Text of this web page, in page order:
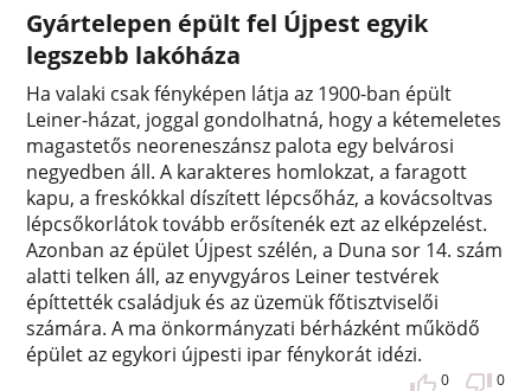
Gyártelepen épült fel Újpest egyik
legszebb lakóháza
Ha valaki csak fényképen látja az 1900-ban épült
Leiner-házat, joggal gondolhatná, hogy a kétemeletes
magastetős neoreneszánsz palota egy belvárosi
negyedben áll. A karakteres homlokzat, a faragott
kapu, a freskókkal díszített lépcsőház, a kovácsoltvas
lépcsőkorlátok tovább erősítenék ezt az elképzelést.
Azonban az épület Újpest szélén, a Duna sor 14. szám
alatti telken áll, az enyvgyáros Leiner testvérek
építtették családjuk és az üzemük főtisztviselői
számára. A ma önkormányzati bérházként működő
épület az egykori újpesti ipar fénykorát idézi.
0 0